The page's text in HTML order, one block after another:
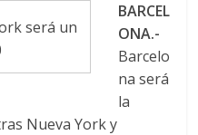
será un
BARCEL
ONA.-
Barcelo
na será
la
Nueva York y